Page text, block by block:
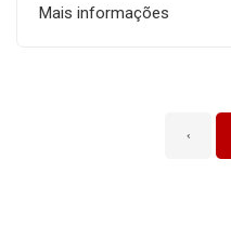
Mais informações
‹